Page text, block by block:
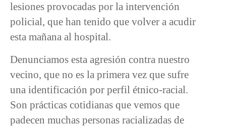
lesiones provocadas por la intervención
policial, que han tenido que volver a acudir
esta mañana al hospital.
Denunciamos esta agresión contra nuestro
vecino, que no es la primera vez que sufre
una identificación por perfil étnico-racial.
Son prácticas cotidianas que vemos que
padecen muchas personas racializadas de